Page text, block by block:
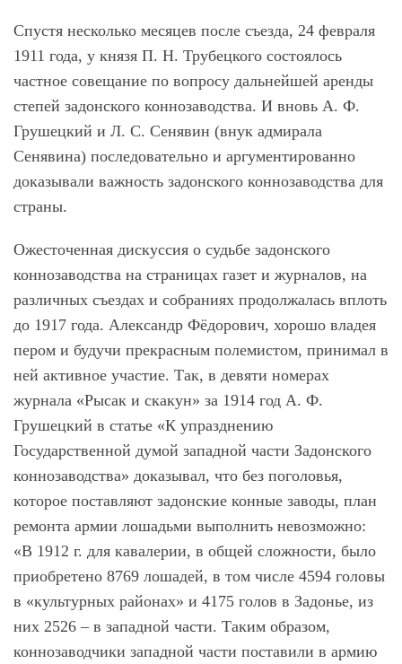
Спустя несколько месяцев после съезда, 24 февраля
1911 года, у князя П. Н. Трубецкого состоялось
частное совещание по вопросу дальнейшей аренды
степей задонского коннозаводства. И вновь А. Ф.
Грушецкий и Л. С. Сенявин (внук адмирала
Сенявина) последовательно и аргументированно
доказывали важность задонского коннозаводства для
страны.
Ожесточенная дискуссия о судьбе задонского
коннозаводства на страницах газет и журналов, на
различных съездах и собраниях продолжалась вплоть
до 1917 года. Александр Фёдорович, хорошо владея
пером и будучи прекрасным полемистом, принимал в
ней активное участие. Так, в девяти номерах
журнала «Рысак и скакун» за 1914 год А. Ф.
Грушецкий в статье «К упразднению
Государственной думой западной части Задонского
коннозаводства» доказывал, что без поголовья,
которое поставляют задонские конные заводы, план
ремонта армии лошадьми выполнить невозможно:
«В 1912 г. для кавалерии, в общей сложности, было
приобретено 8769 лошадей, в том числе 4594 головы
в «культурных районах» и 4175 голов в Задонье, из
них 2526 – в западной части. Таким образом,
коннозаводчики западной части поставили в армию